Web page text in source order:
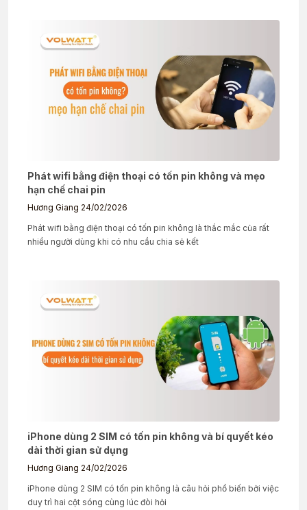
Phát wifi bằng điện thoại có tốn pin không và mẹo
hạn chế chai pin
Hương Giang 24/02/2026
Phát wifi bằng điện thoại có tốn pin không là thắc mắc của rất
nhiều người dùng khi có nhu cầu chia sẻ kết
iPhone dùng 2 SIM có tốn pin không và bí quyết kéo
dài thời gian sử dụng
Hương Giang 24/02/2026
iPhone dùng 2 SIM có tốn pin không là câu hỏi phổ biến bởi việc
duy trì hai cột sóng cùng lúc đòi hỏi